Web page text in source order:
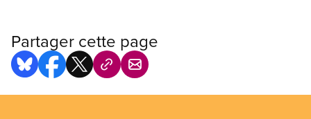
Partager cette page